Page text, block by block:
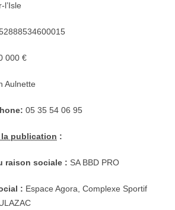
l’Isle
000 €
Aulnette
05 35 54 06 95
publication :
raison sociale : SA BBD PRO
: Espace Agora, Complexe Sportif